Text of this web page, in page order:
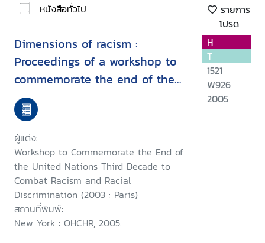
หนังสือทั่วไป
รายการ
โปรด
Dimensions of racism :
Proceedings of a workshop to
commemorate the end of the
United Nations third decade to
combat racism and racial
discrimination, Paris, 19-20
February 2003
ผู้แต่ง:
Workshop to Commemorate the End of
the United Nations Third Decade to
Combat Racism and Racial
Discrimination (2003 : Paris)
สถานที่พิมพ์:
New York : OHCHR, 2005.
H
T
1521
W926
2005